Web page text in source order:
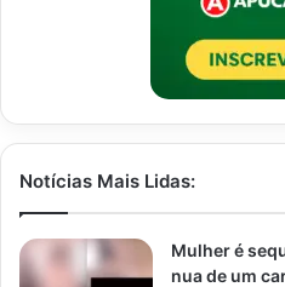
Notícias Mais Lidas:
Mulher é
nua de um